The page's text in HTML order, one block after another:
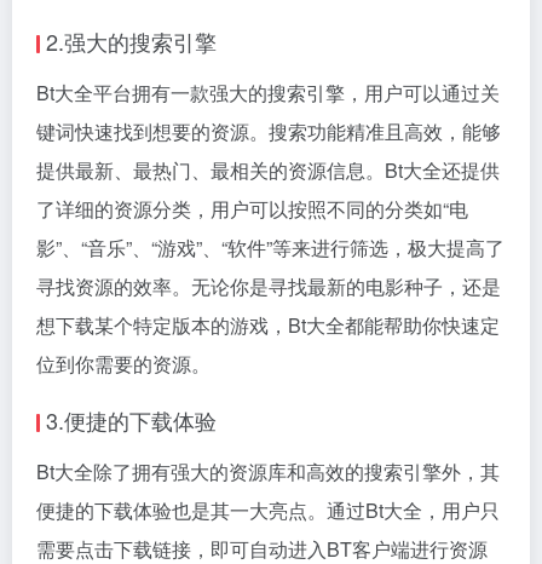
2.强大的搜索引擎
Bt大全平台拥有一款强大的搜索引擎，用户可以通过关
键词快速找到想要的资源。搜索功能精准且高效，能够
提供最新、最热门、最相关的资源信息。Bt大全还提供
了详细的资源分类，用户可以按照不同的分类如“电
影”、“音乐”、“游戏”、“软件”等来进行筛选，极大提高了
寻找资源的效率。无论你是寻找最新的电影种子，还是
想下载某个特定版本的游戏，Bt大全都能帮助你快速定
位到你需要的资源。
3.便捷的下载体验
Bt大全除了拥有强大的资源库和高效的搜索引擎外，其
便捷的下载体验也是其一大亮点。通过Bt大全，用户只
需要点击下载链接，即可自动进入BT客户端进行资源